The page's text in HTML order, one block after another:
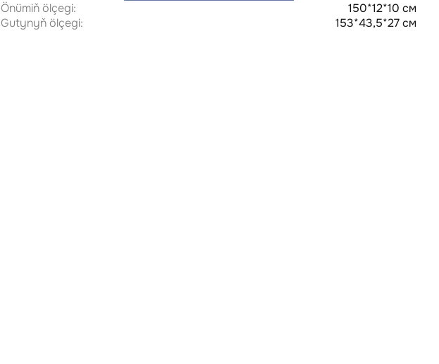
Önümiň ölçegi:
150*12*10 см
Gutynyň ölçegi:
153*43,5*27 см